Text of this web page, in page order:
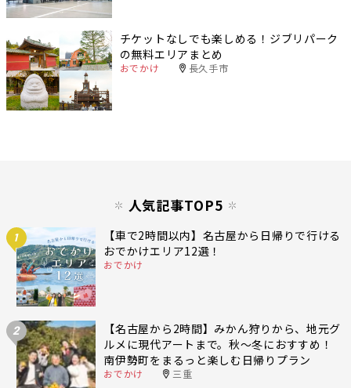
チケットなしでも楽しめる！ジブリパーク
の無料エリアまとめ
おでかけ 長久手市
人気記事TOP5
1
【車で2時間以内】名古屋から日帰りで行ける
おでかけエリア12選！
おでかけ
2
【名古屋から2時間】みかん狩りから、地元グ
ルメに現代アートまで。秋〜冬におすすめ！
南伊勢町をまるっと楽しむ日帰りプラン
おでかけ 三重